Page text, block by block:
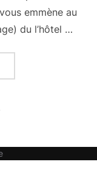
emmène au
du l’hôtel …
MOON BAR LE